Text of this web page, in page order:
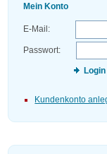
Mein Konto
E-Mail:
Passwort:
Login
Kundenkonto